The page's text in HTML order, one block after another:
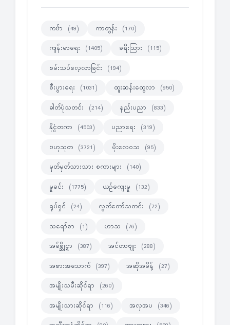
ကဗ်ာ (49) ကာတွန်း (170)
ကျန်းမာရေး (1405) ခရီးသြား (115)
စမ်းသပ်လေ့လာခြင်း (194)
စီးပွားရေး (1031) ထူးဆန်းထွေလာ (950)
ဓါတ်ပုံသတင်း (214) နည်းပညာ (833)
နိုင္ငံတကာ (4503) ပညာရေး (319)
ဗဟုသုတ (3721) မိုးလေဝသ (95)
မှတ်မှတ်သားသား စကားများ (140)
မှုခင်း (1775) ယဉ်ကျေးမှု (132)
ရုပ်ရှင် (24) လွတ်တော်သတင်း (72)
သရော်စာ (1) ဟာသ (76)
အခ်စ္ဆိုင္ရာ (387) အင်တာဗျုး (288)
အစားအသောက် (397) အဆိုအမိန့် (27)
အမျိုးသမီးဆိုင်ရာ (260)
အမျိုးသားဆိုင်ရာ (116) အလှအပ (346)